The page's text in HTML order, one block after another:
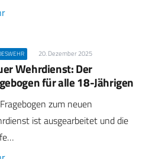
20. Dezember 2025
Wehrdienst: Der
für alle 18-Jährigen
zum neuen
ist ausgearbeitet und die